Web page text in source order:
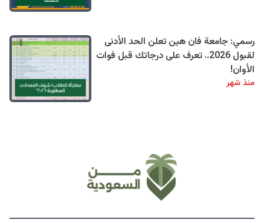
رسمي: جامعة فان هين تعلن الحد الأدنى
لقبول 2026.. تعرف على درجاتك قبل فوات
الأوان!
منذ شهر